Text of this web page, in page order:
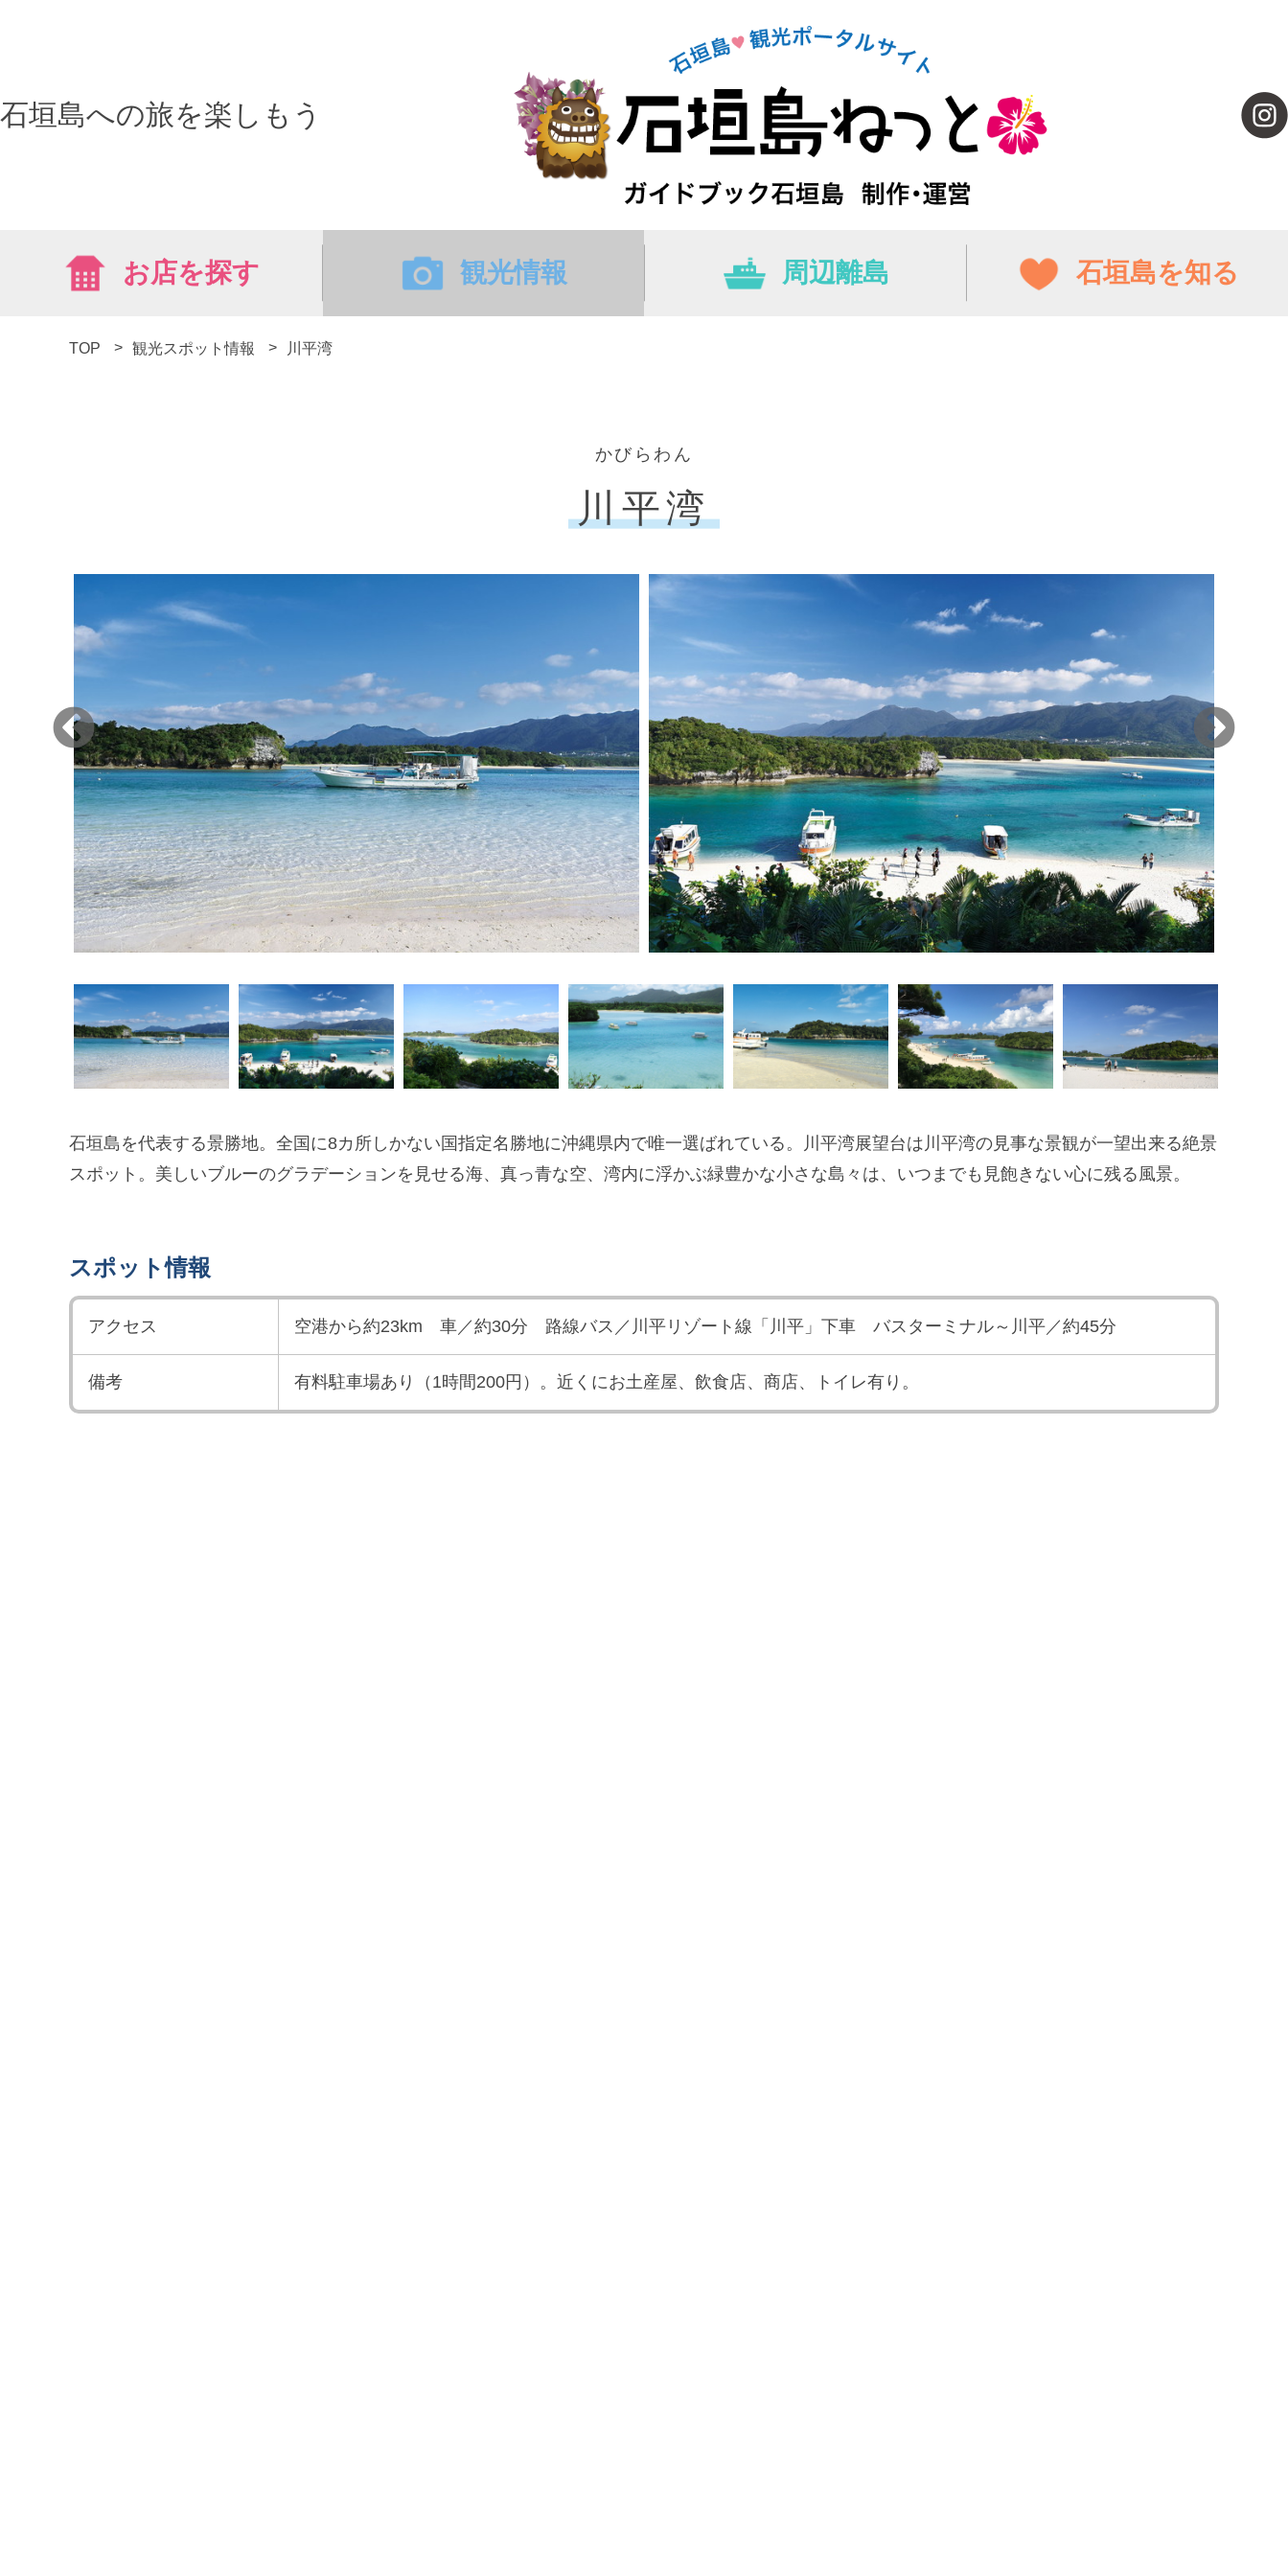
石垣島への旅を楽しもう
お店を探す 観光情報 周辺離島 石垣島を知る
TOP 観光スポット情報 川平湾
かびらわん
川平湾
石垣島を代表する景勝地。全国に8カ所しかない国指定名勝地に沖縄県内で唯一選ばれている。川平湾展望台は川平湾の見事な景観が一望出来る絶景
スポット。美しいブルーのグラデーションを見せる海、真っ青な空、湾内に浮かぶ緑豊かな小さな島々は、いつまでも見飽きない心に残る風景。
スポット情報
アクセス 空港から約23km 車／約30分 路線バス／川平リゾート線「川平」下車 バスターミナル～川平／約45分
備考 有料駐車場あり（1時間200円）。近くにお土産屋、飲食店、商店、トイレ有り。